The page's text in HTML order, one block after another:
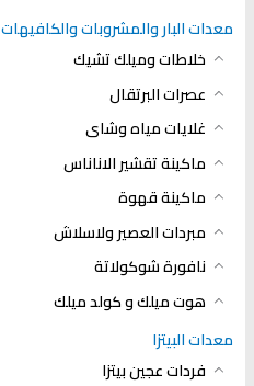
معدات البار والمشروبات والكافيهات
خلاطات وميلك تشيك
عصرات البرتقال
غلايات مياه وشاى
ماكينة تقشير الاناناس
ماكينة قهوة
مبردات العصير ولاسلاش
نافورة شوكولاتة
هوت ميلك و كولد ميلك
معدات البيتزا
فردات عجين بيتزا